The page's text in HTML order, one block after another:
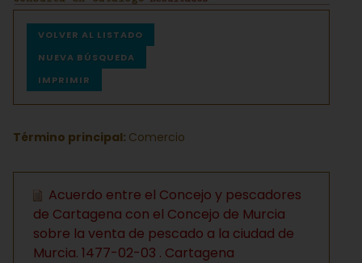
VOLVER AL LISTADO
NUEVA BÚSQUEDA
IMPRIMIR
Término principal: Comercio
Acuerdo entre el Concejo y pescadores
de Cartagena con el Concejo de Murcia
sobre la venta de pescado a la ciudad de
Murcia. 1477-02-03 . Cartagena